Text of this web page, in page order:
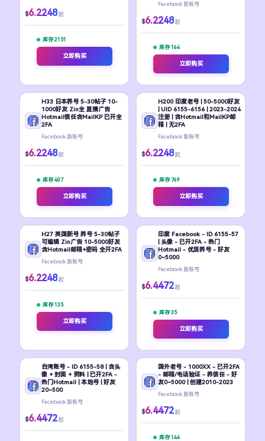
$6.2248 起
库存 2151
立即购买
Facebook 新账号
$6.2248 起
库存 164
立即购买
H33 日本养号 5-30帖子 10-
1000好友 Zin全 直播广告
Hotmail信任含MailKP 已开全
2FA
Facebook 新账号
$6.2248 起
库存 407
立即购买
H200 印度老号 | 50-5000好友
| UID 6155-6156 | 2023-2024
注册 | 含Hotmail和MailKP邮
箱 | 无2FA
Facebook 新账号
$6.2248 起
库存 769
立即购买
H27 英国新号 养号 5-30帖子
可编辑 Zin广告 10-5000好友
含Hotmail邮箱+密码 全开2FA
Facebook 新账号
$6.2248 起
库存 135
立即购买
印度 Facebook - ID 6155-57
| 头像 - 已开2FA - 热门
Hotmail - 优质养号 - 好友
0~5000
Facebook 新账号
$6.4472 起
库存 35
立即购买
台湾账号 - ID 6155-58 | 含头
像 + 封面 + 资料 | 已开2FA -
热门Hotmail | 本地号 | 好友
20~500
Facebook 新账号
$6.4472 起
国外老号 - 1000XX - 已开2FA
- 邮箱/电话验证 - 养信任 - 好
友0~5000 | 创建2010-2023
Facebook 新账号
$6.4472 起
库存 144